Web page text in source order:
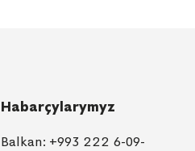
Habarçylarymyz
Balkan: +993 222 6-09-